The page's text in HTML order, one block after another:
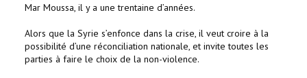
VERENIGINGEN
CONTACT
Mar Moussa, il y a une trentaine d’années.
Alors que la Syrie s’enfonce dans la crise, il veut croire à la
possibilité d’une réconciliation nationale, et invite toutes les
parties à faire le choix de la non-violence.